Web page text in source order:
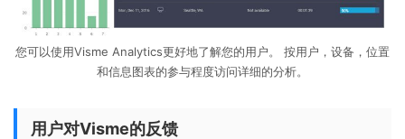
您可以使用Visme Analytics更好地了解您的用户。 按用户，设备，位置
和信息图表的参与程度访问详细的分析。
用户对Visme的反馈